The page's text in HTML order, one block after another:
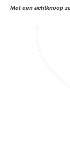
Met een achtknoop